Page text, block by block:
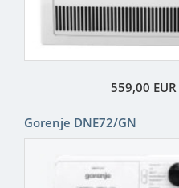
559,00 EUR
Gorenje DNE72/GN